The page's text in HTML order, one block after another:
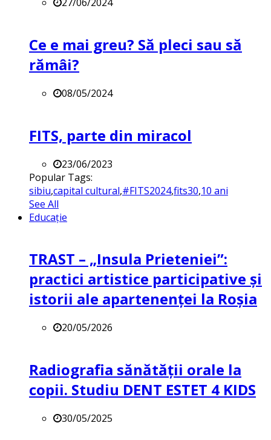
Ce e mai greu? Să pleci sau să
rămâi?
08/05/2024
FITS, parte din miracol
23/06/2023
Popular Tags:
sibiu,capital cultural,#FITS2024,fits30,10 ani
See All
Educație
TRAST – „Insula Prieteniei”:
practici artistice participative și
istorii ale apartenenței la Roșia
20/05/2026
Radiografia sănătății orale la
copii. Studiu DENT ESTET 4 KIDS
30/05/2025